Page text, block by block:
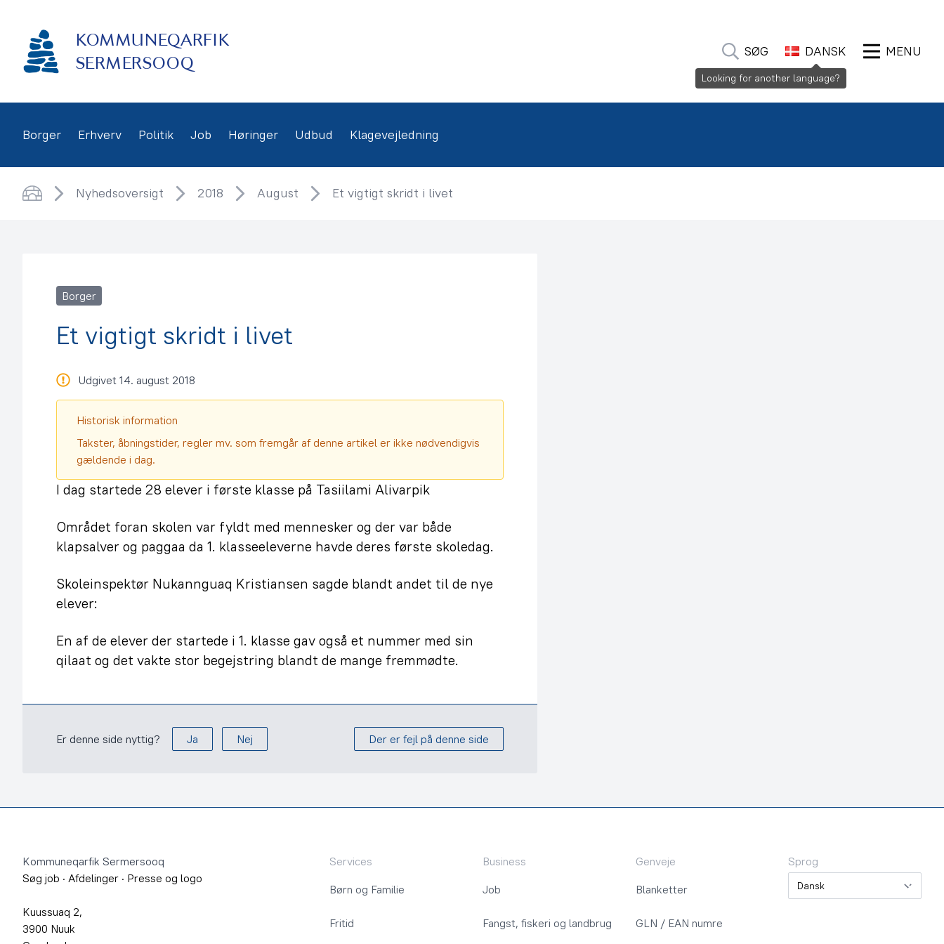
indhold
KOMMUNEQARFIK
SERMERSOOQ
SØG DANSK MENU
Borger Erhverv Politik Job Høringer Udbud Klagevejledning
Nyhedsoversigt 2018 August Et vigtigt skridt i livet
Borger
Et vigtigt skridt i livet
Udgivet 14. august 2018
Historisk information
Takster, åbningstider, regler mv. som fremgår af denne artikel er ikke nødvendigvis
gældende i dag.
I dag startede 28 elever i første klasse på Tasiilami Alivarpik
Området foran skolen var fyldt med mennesker og der var både
klapsalver og paggaa da 1. klasseeleverne havde deres første skoledag.
Skoleinspektør Nukannguaq Kristiansen sagde blandt andet til de nye
elever:
En af de elever der startede i 1. klasse gav også et nummer med sin
qilaat og det vakte stor begejstring blandt de mange fremmødte.
Er denne side nyttig? Ja Nej Der er fejl på denne side
Kommuneqarfik Sermersooq
Søg job · Afdelinger · Presse og logo
Kuussuaq 2,
3900 Nuuk
Services
Børn og Familie
Fritid
Business
Job
Fangst, fiskeri og landbrug
Genveje
Blanketter
GLN / EAN numre
Sprog
Sprog
Looking for another language?